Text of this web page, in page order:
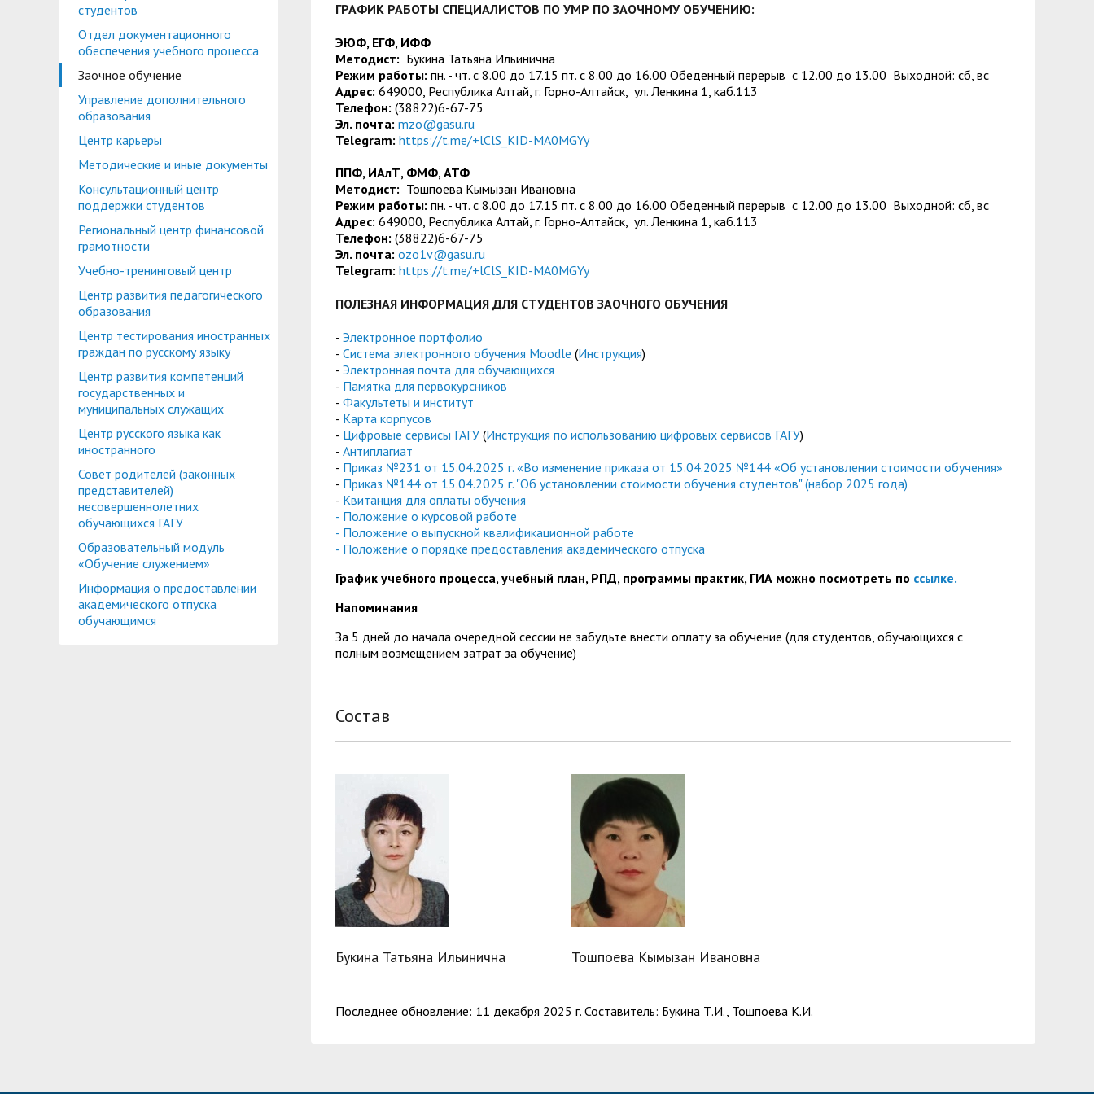
Планово-финансовое управление
Управление комплексной безопасности
Координационный центр
Противодействие коррупции
Обращения граждан
Охрана труда
Центр по информационной политике и связям с общественностью
Международная деятельность
Управление по административно-хозяйственной работе
Профком студентов и аспирантов
Республиканская профсоюзная организация высшей школы
Лучшие студенты
Вопросы ректору
Структура
Центр карьеры
Методические и иные документы
Консультационный центр поддержки студентов
Учебно-тренинговый центр
Центр развития педагогического образования
Центр тестирования иностранных граждан по русскому языку
служащих
Центр русского языка как иностранного
обучающихся ГАГУ
Образовательный модуль «Обучение служением»
Информация о предоставлении академического отпуска обучающимся
студентов
Отдел документационного
обеспечения учебного процесса
Заочное обучение
Управление дополнительного
образования
Центр карьеры
Методические и иные документы
Консультационный центр
поддержки студентов
Региональный центр финансовой
грамотности
Учебно-тренинговый центр
Центр развития педагогического
образования
Центр тестирования иностранных
граждан по русскому языку
Центр развития компетенций
государственных и
муниципальных служащих
Центр русского языка как
иностранного
Совет родителей (законных
представителей)
несовершеннолетних
обучающихся ГАГУ
Образовательный модуль
«Обучение служением»
Информация о предоставлении
академического отпуска
обучающимся
ГРАФИК РАБОТЫ СПЕЦИАЛИСТОВ ПО УМР ПО ЗАОЧНОМУ ОБУЧЕНИЮ:
ЭЮФ, ЕГФ, ИФФ
Методист: Букина Татьяна Ильинична
Режим работы: пн. - чт. с 8.00 до 17.15 пт. c 8.00 до 16.00 Обеденный перерыв с 12.00 до 13.00 Выходной: сб, вс
Адрес: 649000, Республика Алтай, г. Горно-Алтайск, ул. Ленкина 1, каб.113
Телефон: (38822)6-67-75
Эл. почта: mzo@gasu.ru
Telegram: https://t.me/+lClS_KID-MA0MGYy
ППФ, ИАлТ, ФМФ, АТФ
Методист: Тошпоева Кымызан Ивановна
Режим работы: пн. - чт. с 8.00 до 17.15 пт. c 8.00 до 16.00 Обеденный перерыв с 12.00 до 13.00 Выходной: сб, вс
Адрес: 649000, Республика Алтай, г. Горно-Алтайск, ул. Ленкина 1, каб.113
Телефон: (38822)6-67-75
Эл. почта: ozo1v@gasu.ru
Telegram: https://t.me/+lClS_KID-MA0MGYy
ПОЛЕЗНАЯ ИНФОРМАЦИЯ ДЛЯ СТУДЕНТОВ ЗАОЧНОГО ОБУЧЕНИЯ
- Электронное портфолио
- Система электронного обучения Moodle (Инструкция)
- Электронная почта для обучающихся
- Памятка для первокурсников
- Факультеты и институт
- Карта корпусов
- Цифровые сервисы ГАГУ (Инструкция по использованию цифровых сервисов ГАГУ)
- Антиплагиат
- Приказ №231 от 15.04.2025 г. «Во изменение приказа от 15.04.2025 №144 «Об установлении стоимости обучения»
- Приказ №144 от 15.04.2025 г. "Об установлении стоимости обучения студентов" (набор 2025 года)
- Квитанция для оплаты обучения
- Положение о курсовой работе
- Положение о выпускной квалификационной работе
- Положение о порядке предоставления академического отпуска
График учебного процесса, учебный план, РПД, программы практик, ГИА можно посмотреть по ссылке.
Напоминания
За 5 дней до начала очередной сессии не забудьте внести оплату за обучение (для студентов, обучающихся с
полным возмещением затрат за обучение)
Состав
Букина Татьяна Ильинична Тошпоева Кымызан Ивановна
Последнее обновление: 11 декабря 2025 г. Составитель: Букина Т.И., Тошпоева К.И.